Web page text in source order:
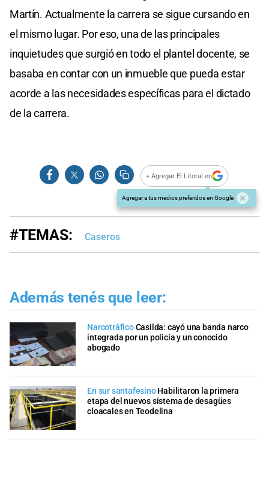
Martín. Actualmente la carrera se sigue cursando en
el mismo lugar. Por eso, una de las principales
inquietudes que surgió en todo el plantel docente, se
basaba en contar con un inmueble que pueda estar
acorde a las necesidades específicas para el dictado
de la carrera.
+ Agregar El Litoral en
Agregar a tus medios preferidos en Google
#TEMAS: Caseros
Además tenés que leer:
NarcotráficoCasilda: cayó una banda narco
integrada por un policía y un conocido
abogado
En sur santafesino Habilitaron la primera
etapa del nuevos sistema de desagües
cloacales en Teodelina